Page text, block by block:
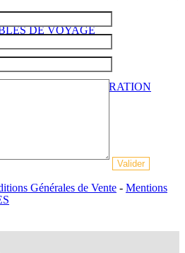
DE VOYAGE
DE CONCELEBRATION
Générales de Vente - Mentions